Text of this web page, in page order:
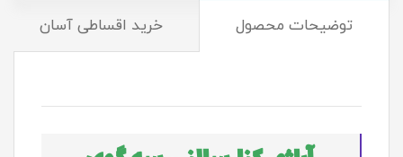
توضیحات محصول خرید اقساطی آسان